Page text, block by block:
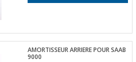
AMORTISSEUR ARRIERE POUR SAAB
9000